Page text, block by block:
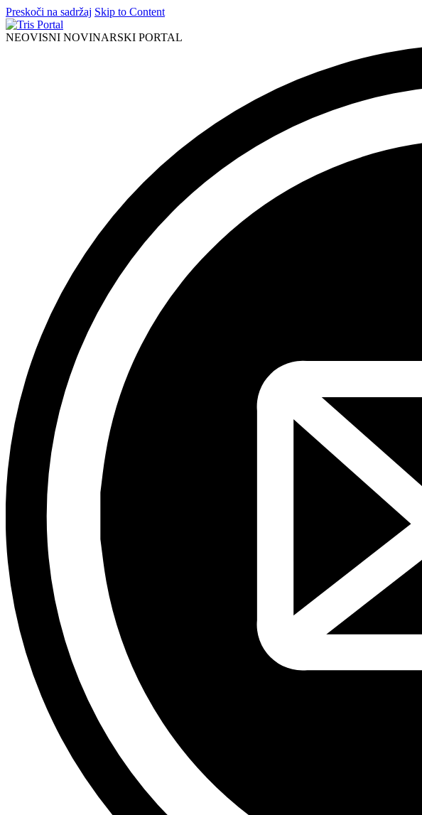
Preskoči na sadržaj Skip to Content
NEOVISNI NOVINARSKI PORTAL